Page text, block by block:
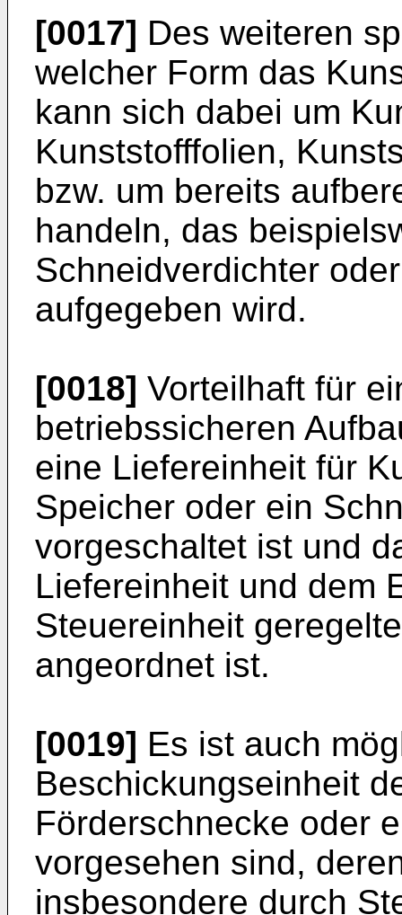
[0017] Des weiteren
welcher Form das
kann sich dabei um
Kunststofffolien,
bzw. um bereits
handeln, das
Schneidverdichter
aufgegeben wird.
[0018] Vorteilhaft für
betriebssicheren
eine Liefereinheit für
Speicher oder ein
vorgeschaltet ist und
Liefereinheit und dem
Steuereinheit
angeordnet ist.
[0019] Es ist auch
Beschickungseinheit
Förderschnecke oder
vorgesehen sind,
insbesondere durch